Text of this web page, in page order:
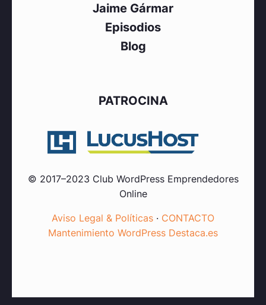
Jaime Gármar
Episodios
Blog
PATROCINA
© 2017–2023 Club WordPress Emprendedores
Online
Aviso Legal & Políticas · CONTACTO
Mantenimiento WordPress Destaca.es